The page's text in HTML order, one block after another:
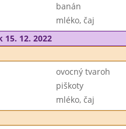
banán
mléko, čaj
15. 12. 2022
ovocný tvaroh
piškoty
mléko, čaj